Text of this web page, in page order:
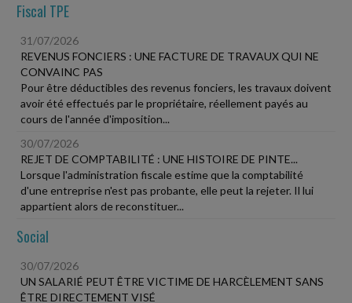
Fiscal TPE
31/07/2026
REVENUS FONCIERS : UNE FACTURE DE TRAVAUX QUI NE
CONVAINC PAS
Pour être déductibles des revenus fonciers, les travaux doivent
avoir été effectués par le propriétaire, réellement payés au
cours de l'année d'imposition...
30/07/2026
REJET DE COMPTABILITÉ : UNE HISTOIRE DE PINTE...
Lorsque l'administration fiscale estime que la comptabilité
d'une entreprise n'est pas probante, elle peut la rejeter. Il lui
appartient alors de reconstituer...
Social
30/07/2026
UN SALARIÉ PEUT ÊTRE VICTIME DE HARCÈLEMENT SANS
ÊTRE DIRECTEMENT VISÉ